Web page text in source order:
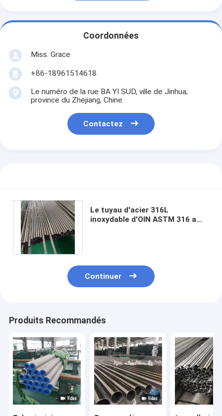
Coordonnées
Miss. Grace
+86-18961514618
Le numéro de la rue BA YI SUD, ville de Jinhua,
province du Zhejiang, Chine.
Contactez
Le tuyau d'acier 316L
inoxydable d'OIN ASTM 316 a
Continuer
Produits Recommandés